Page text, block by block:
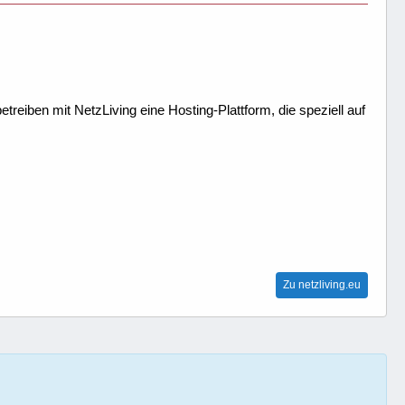
mit NetzLiving eine Hosting-Plattform, die speziell auf
Zu netzliving.eu